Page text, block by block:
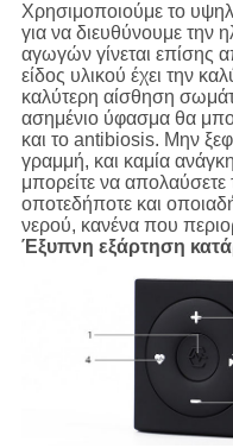
Χρησιμοποιούμε το
για να διευθύνουμε την
αγωγών γίνεται επίσης
είδος υλικού έχει την
καλύτερη αίσθηση
ασημένιο ύφασμα θα
και το antibiosis. Μην
γραμμή, και καμία
μπορείτε να απολαύσετε
οποτεδήποτε και
νερού, κανένα που
Έξυπνη εξάρτηση